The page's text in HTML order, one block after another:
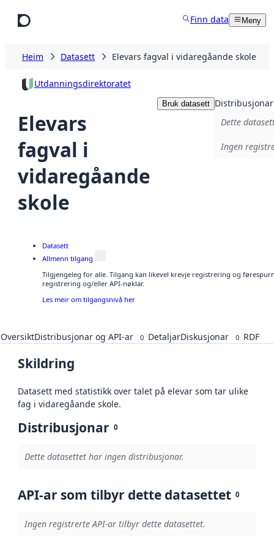
Finn data Meny
Heim Datasett Elevars fagval i vidaregåande skole
Utdanningsdirektoratet
Elevars
fagval i
vidaregåande
skole
Bruk datasett Distribusjonar
Dette
Ingen
Datasett
Allmenn tilgang
Tilgjengeleg for alle. Tilgang kan likevel krevje registrering og
registrering og/eller API-nøklar.
Les meir om tilgangsnivå her
OversiktDistribusjonar og API-ar 0 DetaljarDiskusjonar 0 RDF
Skildring
Datasett med statistikk over talet på elevar som tar ulike
fag i vidaregåande skole.
Distribusjonar 0
Dette datasettet har ingen distribusjonar.
API-ar som tilbyr dette datasettet 0
Ingen registrerte API-ar tilbyr dette datasettet.